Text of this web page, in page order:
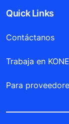
Quick Links
Contáctanos
Trabaja en KONE
Para